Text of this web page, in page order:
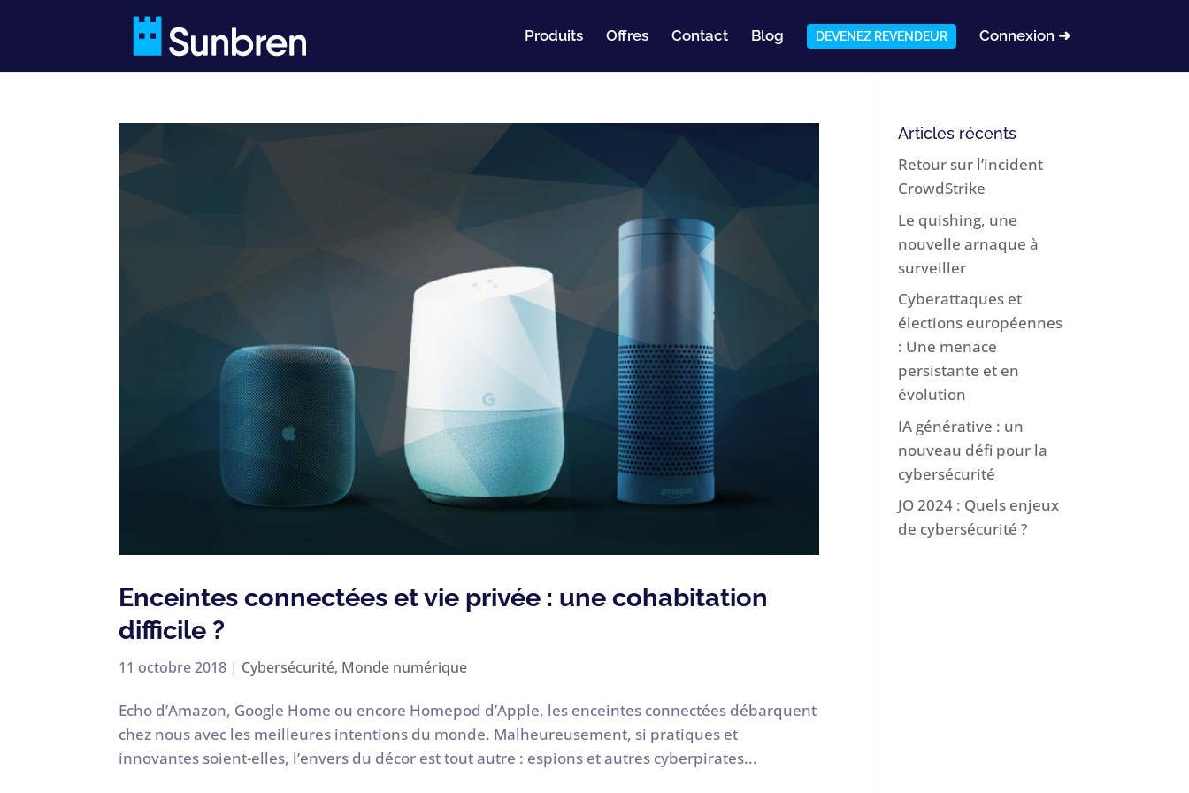
Produits Offres Contact Blog DEVENEZ REVENDEUR Connexion ➜
Enceintes connectées et vie privée : une cohabitation
difficile ?
11 octobre 2018 | Cybersécurité, Monde numérique
Echo d’Amazon, Google Home ou encore Homepod d’Apple, les enceintes connectées débarquent
chez nous avec les meilleures intentions du monde. Malheureusement, si pratiques et
innovantes soient-elles, l’envers du décor est tout autre : espions et autres cyberpirates...
Articles récents
Retour sur l’incident
CrowdStrike
Le quishing, une
nouvelle arnaque à
surveiller
Cyberattaques et
élections européennes
: Une menace
persistante et en
évolution
IA générative : un
nouveau défi pour la
cybersécurité
JO 2024 : Quels enjeux
de cybersécurité ?